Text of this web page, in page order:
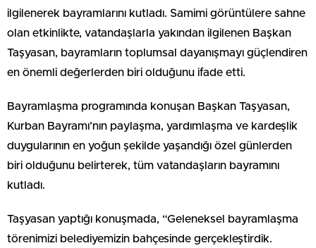
ilgilenerek bayramlarını kutladı. Samimi görüntülere sahne
olan etkinlikte, vatandaşlarla yakından ilgilenen Başkan
Taşyasan, bayramların toplumsal dayanışmayı güçlendiren
en önemli değerlerden biri olduğunu ifade etti.
Bayramlaşma programında konuşan Başkan Taşyasan,
Kurban Bayramı’nın paylaşma, yardımlaşma ve kardeşlik
duygularının en yoğun şekilde yaşandığı özel günlerden
biri olduğunu belirterek, tüm vatandaşların bayramını
kutladı.
Taşyasan yaptığı konuşmada, “Geleneksel bayramlaşma
törenimizi belediyemizin bahçesinde gerçekleştirdik.